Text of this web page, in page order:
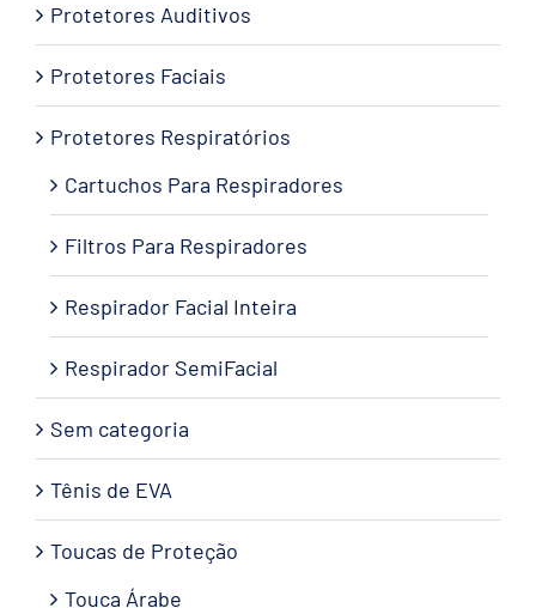
Protetores Auditivos
Protetores Faciais
Protetores Respiratórios
Cartuchos Para Respiradores
Filtros Para Respiradores
Respirador Facial Inteira
Respirador SemiFacial
Sem categoria
Tênis de EVA
Toucas de Proteção
Touca Árabe